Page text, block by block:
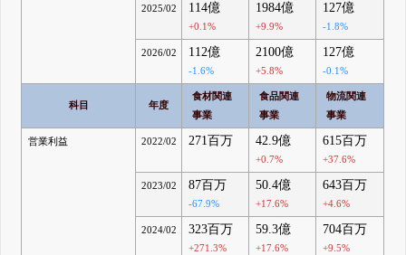
2025/02 114億
+0.1%
1984億
+9.9%
127億
-1.8%
2026/02 112億
-1.6%
2100億
+5.8%
127億
-0.1%
科目 年度
食材関連
事業
食品関連
事業
物流関連
事業
営業利益 2022/02 271百万 42.9億
+0.7%
615百万
+37.6%
2023/02 87百万
-67.9%
50.4億
+17.6%
643百万
+4.6%
2024/02 323百万
+271.3%
59.3億
+17.6%
704百万
+9.5%